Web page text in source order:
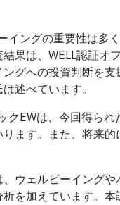
イングの重要性は多
結果は、WELL認証オ
ングへの投資判断を
述べています。
クEWは、今回得ら
ます。また、将来
ウェルビーイング
析を加えています。